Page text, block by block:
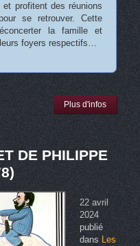
et profitent des réunions
se retrouver. Cette
la famille et
foyers respectifs…
Plus d'infos
DE PHILIPPE
22 avril
2024
publié
dansLes